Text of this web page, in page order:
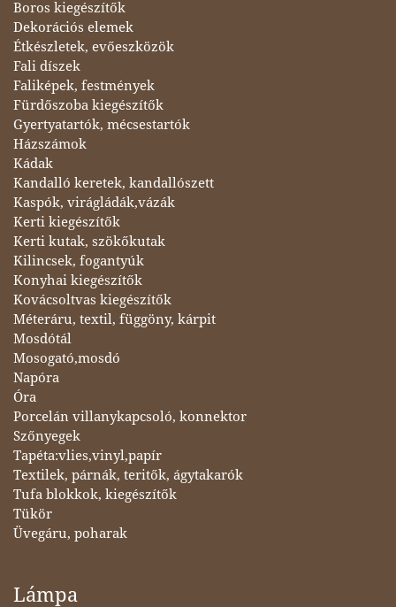
Boros kiegészítők
Dekorációs elemek
Étkészletek, evőeszközök
Fali díszek
Faliképek, festmények
Fürdőszoba kiegészítők
Gyertyatartók, mécsestartók
Házszámok
Kádak
Kandalló keretek, kandallószett
Kaspók, virágládák,vázák
Kerti kiegészítők
Kerti kutak, szökőkutak
Kilincsek, fogantyúk
Konyhai kiegészítők
Kovácsoltvas kiegészítők
Méteráru, textil, függöny, kárpit
Mosdótál
Mosogató,mosdó
Napóra
Óra
Porcelán villanykapcsoló, konnektor
Szőnyegek
Tapéta:vlies,vinyl,papír
Textilek, párnák, teritők, ágytakarók
Tufa blokkok, kiegészítők
Tükör
Üvegáru, poharak
Lámpa